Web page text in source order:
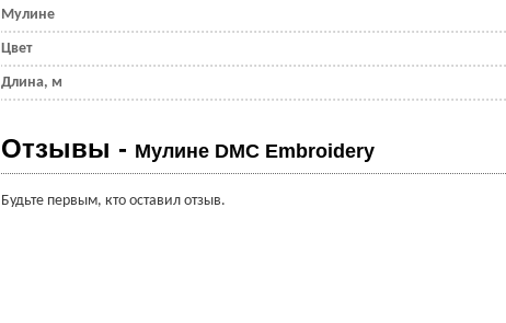
Мулине
Цвет
Длина, м
Отзывы - Мулине DMC Embroidery
Будьте первым, кто оставил отзыв.